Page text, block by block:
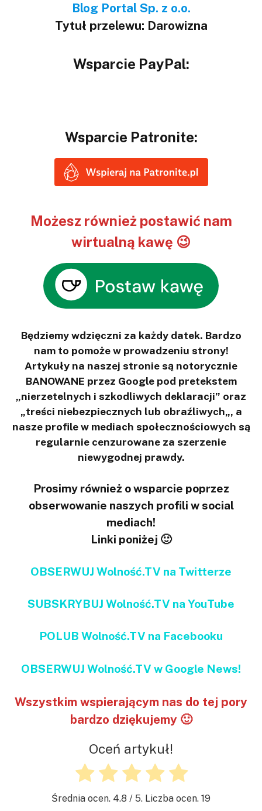
Blog Portal Sp. z o.o.
Tytuł przelewu: Darowizna
Wsparcie PayPal:
Wsparcie Patronite:
Możesz również postawić nam
wirtualną kawę 😉
Będziemy wdzięczni za każdy datek. Bardzo
nam to pomoże w prowadzeniu strony!
Artykuły na naszej stronie są notorycznie
BANOWANE przez Google pod pretekstem
„nierzetelnych i szkodliwych deklaracji” oraz
„treści niebezpiecznych lub obraźliwych„, a
nasze profile w mediach społecznościowych są
regularnie cenzurowane za szerzenie
niewygodnej prawdy.
Prosimy również o wsparcie poprzez
obserwowanie naszych profili w social
mediach!
Linki poniżej 🙂
OBSERWUJ Wolność.TV na Twitterze
SUBSKRYBUJ Wolność.TV na YouTube
POLUB Wolność.TV na Facebooku
OBSERWUJ Wolność.TV w Google News!
Wszystkim wspierającym nas do tej pory
bardzo dziękujemy 🙂
Oceń artykuł!
Średnia ocen. 4.8 / 5. Liczba ocen. 19